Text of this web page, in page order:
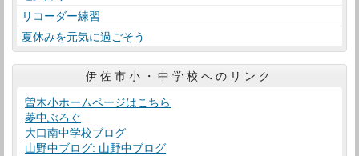
リコーダー練習
夏休みを元気に過ごそう
伊佐市小・中学校へのリンク
曽木小ホームページはこちら
菱中ぶろぐ
大口南中学校ブログ
山野中ブログ: 山野中ブログ